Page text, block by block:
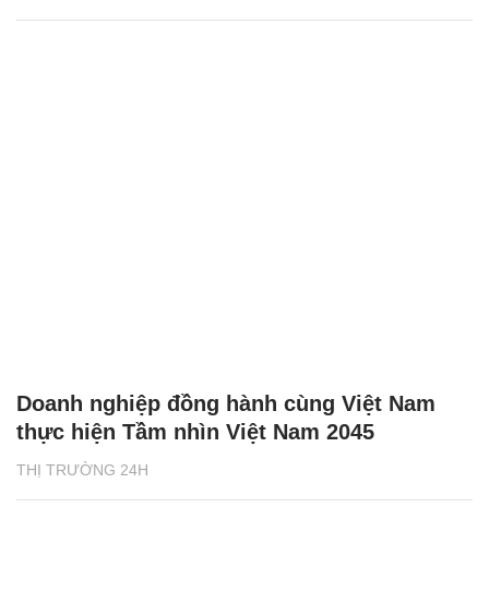
THỊ TRƯỜNG 24H
Doanh nghiệp đồng hành cùng Việt Nam
thực hiện Tầm nhìn Việt Nam 2045